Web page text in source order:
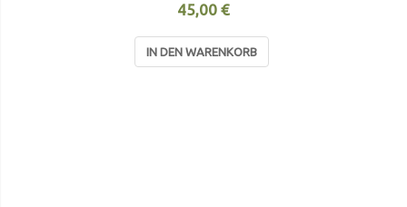
45,00 €
IN DEN WARENKORB